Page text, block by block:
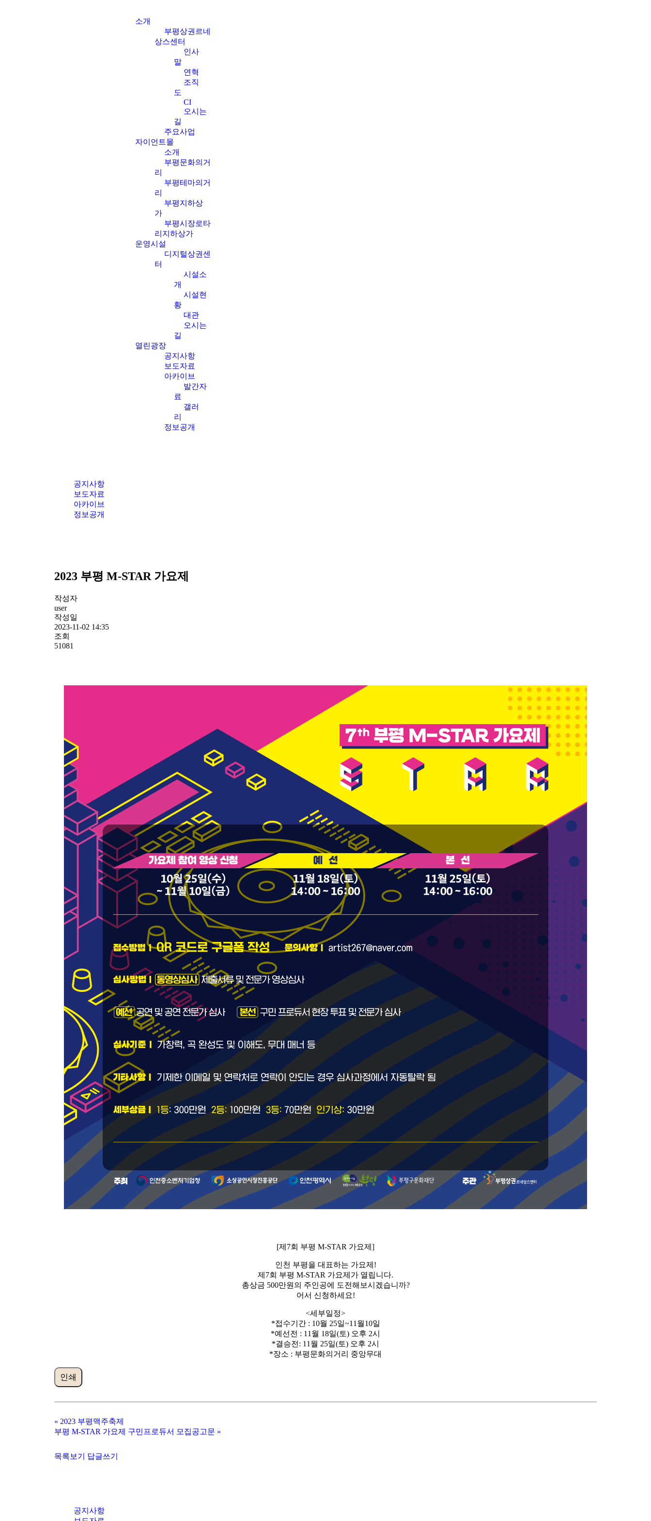
소개
부평상권르네
상스센터
인사
말
연혁
조직
도
CI
오시는
길
주요사업
자이언트몰
소개
부평문화의거
리
부평테마의거
리
부평지하상
가
부평시장로타
리지하상가
운영시설
디지털상권센
터
시설소
개
시설현
황
대관
오시는
길
열린광장
공지사항
보도자료
아카이브
발간자
료
갤러
리
정보공개
공지사항
보도자료
아카이브
정보공개
2023 부평 M-STAR 가요제
작성자
user
작성일
2023-11-02 14:35
조회
51081
[제7회 부평 M-STAR 가요제]
인천 부평을 대표하는 가요제!
제7회 부평 M-STAR 가요제가 열립니다.
총상금 500만원의 주인공에 도전해보시겠습니까?
어서 신청하세요!
<세부일정>
*접수기간 : 10월 25일~11월10일
*예선전 : 11월 18일(토) 오후 2시
*결승전: 11월 25일(토) 오후 2시
*장소 : 부평문화의거리 중앙무대
인쇄
« 2023 부평맥주축제
부평 M-STAR 가요제 구민프로듀서 모집공고문 »
목록보기 답글쓰기
공지사항